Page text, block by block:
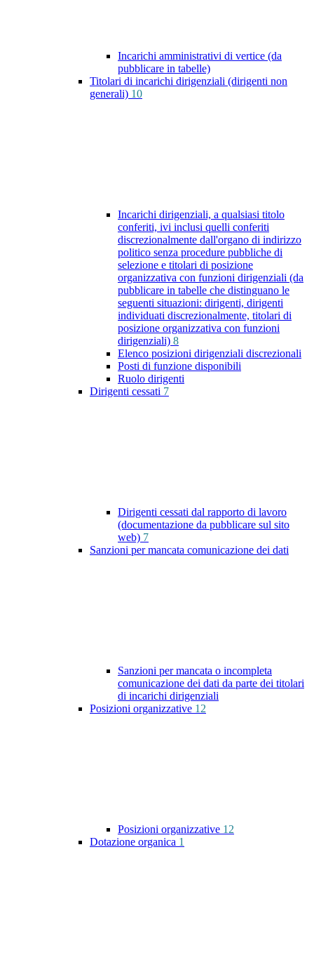
Incarichi amministrativi di vertice (da
pubblicare in tabelle)
Titolari di incarichi dirigenziali (dirigenti non
generali) 10
Incarichi dirigenziali, a qualsiasi titolo
conferiti, ivi inclusi quelli conferiti
discrezionalmente dall'organo di indirizzo
politico senza procedure pubbliche di
selezione e titolari di posizione
organizzativa con funzioni dirigenziali (da
pubblicare in tabelle che distinguano le
seguenti situazioni: dirigenti, dirigenti
individuati discrezionalmente, titolari di
posizione organizzativa con funzioni
dirigenziali) 8
Elenco posizioni dirigenziali discrezionali
Posti di funzione disponibili
Ruolo dirigenti
Dirigenti cessati 7
Dirigenti cessati dal rapporto di lavoro
(documentazione da pubblicare sul sito
web) 7
Sanzioni per mancata comunicazione dei dati
Sanzioni per mancata o incompleta
comunicazione dei dati da parte dei titolari
di incarichi dirigenziali
Posizioni organizzative 12
Posizioni organizzative 12
Dotazione organica 1